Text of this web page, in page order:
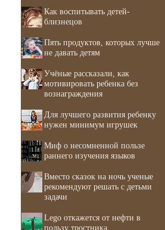
Как воспитывать детей-
близнецов
Пять продуктов, которых лучше
не давать детям
Учёные рассказали, как
мотивировать ребенка без
вознаграждения
Для лучшего развития ребенку
нужен минимум игрушек
Миф о несомненной пользе
раннего изучения языков
Вместо сказок на ночь ученые
рекомендуют решать с детьми
задачи
Lego откажется от нефти в
пользу тростника